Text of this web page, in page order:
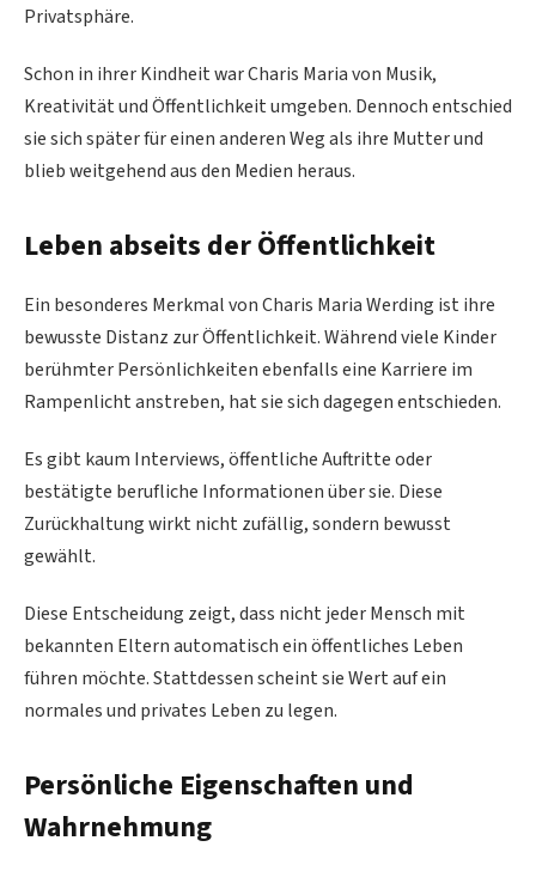
Privatsphäre.
Schon in ihrer Kindheit war Charis Maria von Musik,
Kreativität und Öffentlichkeit umgeben. Dennoch entschied
sie sich später für einen anderen Weg als ihre Mutter und
blieb weitgehend aus den Medien heraus.
Leben abseits der Öffentlichkeit
Ein besonderes Merkmal von Charis Maria Werding ist ihre
bewusste Distanz zur Öffentlichkeit. Während viele Kinder
berühmter Persönlichkeiten ebenfalls eine Karriere im
Rampenlicht anstreben, hat sie sich dagegen entschieden.
Es gibt kaum Interviews, öffentliche Auftritte oder
bestätigte berufliche Informationen über sie. Diese
Zurückhaltung wirkt nicht zufällig, sondern bewusst
gewählt.
Diese Entscheidung zeigt, dass nicht jeder Mensch mit
bekannten Eltern automatisch ein öffentliches Leben
führen möchte. Stattdessen scheint sie Wert auf ein
normales und privates Leben zu legen.
Persönliche Eigenschaften und
Wahrnehmung